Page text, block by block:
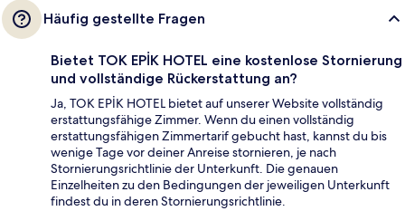
Häufig gestellte Fragen
Bietet TOK EPİK HOTEL eine kostenlose Stornierung
und vollständige Rückerstattung an?
Ja, TOK EPİK HOTEL bietet auf unserer Website vollständig
erstattungsfähige Zimmer. Wenn du einen vollständig
erstattungsfähigen Zimmertarif gebucht hast, kannst du bis
wenige Tage vor deiner Anreise stornieren, je nach
Stornierungsrichtlinie der Unterkunft. Die genauen
Einzelheiten zu den Bedingungen der jeweiligen Unterkunft
findest du in deren Stornierungsrichtlinie.